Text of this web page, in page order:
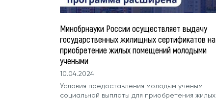
Минобрнауки России осуществляет выдачу
государственных жилищных сертификатов на
приобретение жилых помещений молодыми
учеными
10.04.2024
Условия предоставления молодым ученым
социальной выплаты для приобретения жилых